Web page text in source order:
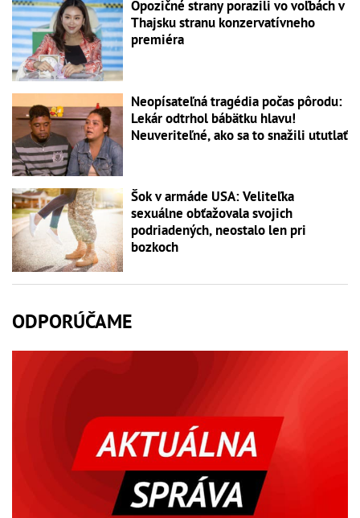
Opozičné strany porazili vo voľbách v
Thajsku stranu konzervatívneho
premiéra
Neopísateľná tragédia počas pôrodu:
Lekár odtrhol bábätku hlavu!
Neuveriteľné, ako sa to snažili ututlať
Šok v armáde USA: Veliteľka
sexuálne obťažovala svojich
podriadených, neostalo len pri
bozkoch
ODPORÚČAME